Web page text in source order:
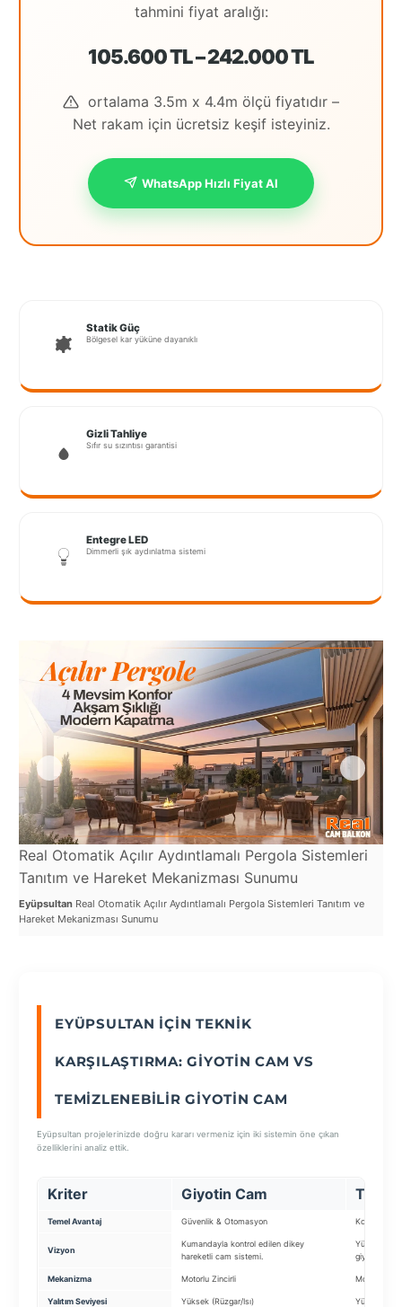
tahmini fiyat aralığı:
105.600 TL – 242.000 TL
ortalama 3.5m x 4.4m ölçü fiyatıdır –
Net rakam için ücretsiz keşif isteyiniz.
WhatsApp Hızlı Fiyat Al
Statik Güç
Bölgesel kar yüküne dayanıklı
Gizli Tahliye
Sıfır su sızıntısı garantisi
Entegre LED
Dimmerli şık aydınlatma sistemi
Real Otomatik Açılır Aydıntlamalı Pergola Sistemleri
Tanıtım ve Hareket Mekanizması Sunumu
Eyüpsultan Real Otomatik Açılır Aydıntlamalı Pergola Sistemleri Tanıtım ve
Hareket Mekanizması Sunumu
EYÜPSULTAN İÇIN TEKNIK
KARŞILAŞTIRMA: GIYOTIN CAM VS
TEMIZLENEBILIR GIYOTIN CAM
Eyüpsultan projelerinizde doğru kararı vermeniz için iki sistemin öne çıkan
özelliklerini analiz ettik.
Kriter Giyotin Cam
Temel Avantaj Güvenlik & Otomasyon Kolay
Vizyon
Kumandayla kontrol edilen dikey
hareketli cam sistemi.
Yüksek
giyotin.
Mekanizma Motorlu Zincirli Motorlu &
Yalıtım Seviyesi Yüksek (Rüzgar/Isı) Yüksek
Houston
İstanbul
İstanbul
Anadolu
İstanbul
Avrupa
İzmir
Kocaeli
Manisa
Muğla
Coquitlam
Rize
Sakarya
Sivas
switzerland
Tilburg
Van
Yalova
VAZGEÇ